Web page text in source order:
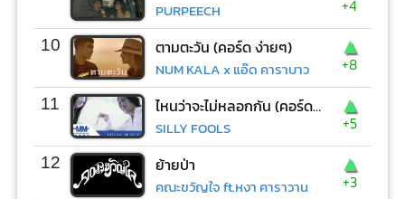
PURPEECH +4
10 ตามตะวัน (คอร์ด ง่ายๆ)
NUM KALA x แอ๊ด คาราบาว
▲
+8
11 ไหนว่าจะไม่หลอกกัน (คอร์ด ง่ายๆ)
SILLY FOOLS
▲
+5
12 ย้ายป่า
คณะขวัญใจ ft.หงา คาราวาน
▲
+3